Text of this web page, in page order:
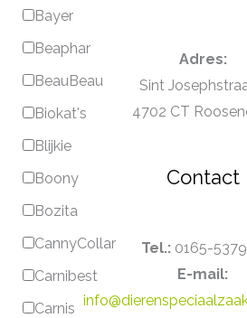
Bayer
Beaphar
BeauBeau
Biokat's
Blijkie
Boony
Bozita
CannyCollar
Carnibest
Carnis
Adres:
Sint
4702 CT
Contact
Tel.: 0165-
E-mail: